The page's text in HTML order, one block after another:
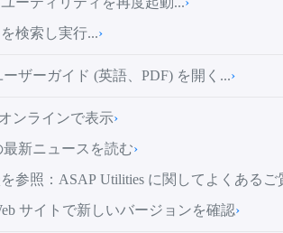
検索し実行...›
ーザーガイド (英語、PDF) を開く...›
ンラインで表示›
最新ニュースを読む›
参照：ASAP Utilities に関してよくあるご
サイトで新しいバージョンを確認›